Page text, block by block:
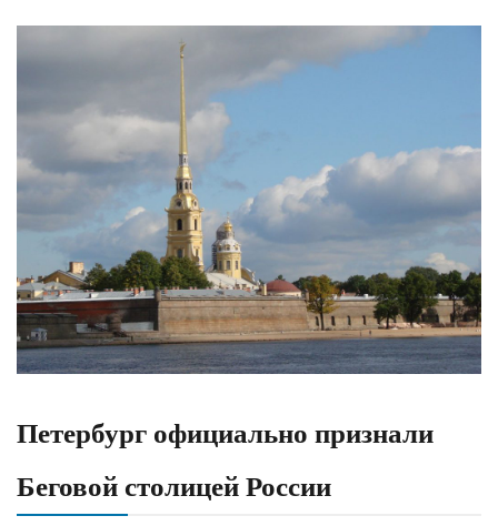
Петербург официально признали
Беговой столицей России